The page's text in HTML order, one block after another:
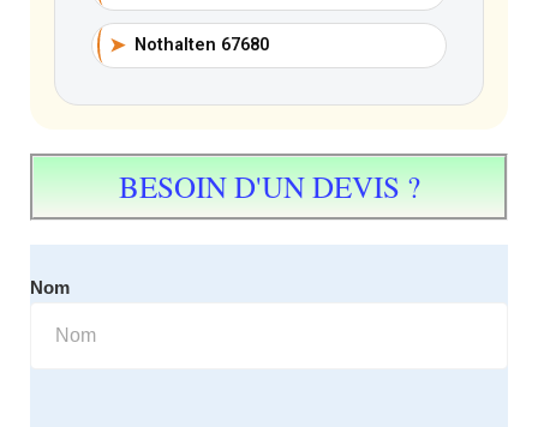
➤ Nothalten 67680
BESOIN D'UN DEVIS ?
Nom